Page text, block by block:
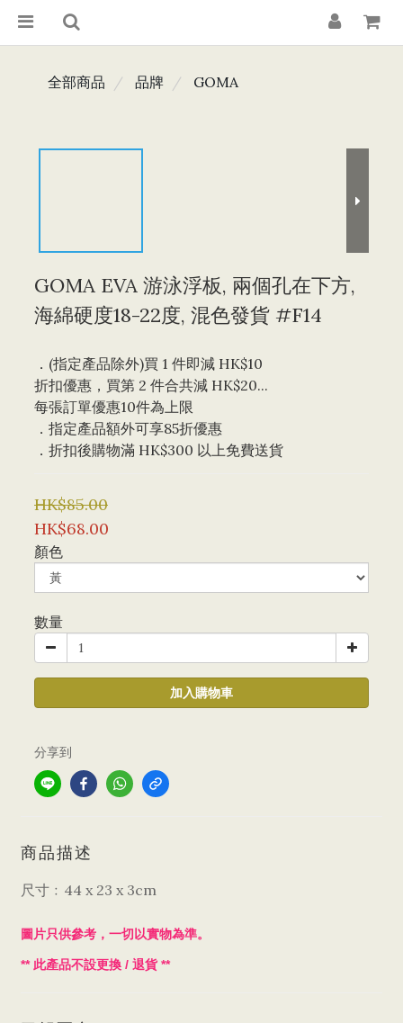
全部商品 品牌 GOMA
GOMA EVA 游泳浮板, 兩個孔在下方,
海綿硬度18-22度, 混色發貨 #F14
．(指定產品除外)買 1 件即減 HK$10
折扣優惠，買第 2 件合共減 HK$20...
每張訂單優惠10件為上限
．指定產品額外可享85折優惠
．折扣後購物滿 HK$300 以上免費送貨
HK$85.00
HK$68.00
顏色
數量
加入購物車
分享到
商品描述
尺寸﹕44 x 23 x 3cm
圖片只供參考，一切以實物為準。
** 此產品不設更換 / 退貨 **